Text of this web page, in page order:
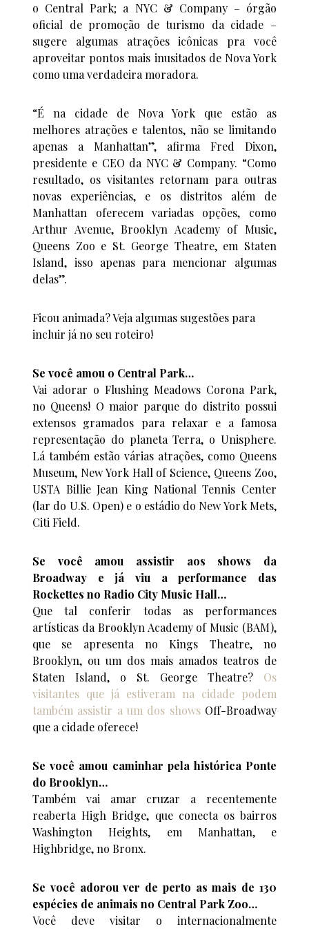
o Central Park; a NYC & Company – órgão
oficial de promoção de turismo da cidade –
sugere algumas atrações icônicas pra você
aproveitar pontos mais inusitados de Nova York
como uma verdadeira moradora.
“É na cidade de Nova York que estão as
melhores atrações e talentos, não se limitando
apenas a Manhattan”, afirma Fred Dixon,
presidente e CEO da NYC & Company. “Como
resultado, os visitantes retornam para outras
novas experiências, e os distritos além de
Manhattan oferecem variadas opções, como
Arthur Avenue, Brooklyn Academy of Music,
Queens Zoo e St. George Theatre, em Staten
Island, isso apenas para mencionar algumas
delas”.
Ficou animada? Veja algumas sugestões para
incluir já no seu roteiro!
Se você amou o Central Park…
Vai adorar o Flushing Meadows Corona Park,
no Queens! O maior parque do distrito possui
extensos gramados para relaxar e a famosa
representação do planeta Terra, o Unisphere.
Lá também estão várias atrações, como Queens
Museum, New York Hall of Science, Queens Zoo,
USTA Billie Jean King National Tennis Center
(lar do U.S. Open) e o estádio do New York Mets,
Citi Field.
Se você amou assistir aos shows da
Broadway e já viu a performance das
Rockettes no Radio City Music Hall…
Que tal conferir todas as performances
artísticas da Brooklyn Academy of Music (BAM),
que se apresenta no Kings Theatre, no
Brooklyn, ou um dos mais amados teatros de
Staten Island, o St. George Theatre? Os
visitantes que já estiveram na cidade podem
também assistir a um dos showsOff-Broadway
que a cidade oferece!
Se você amou caminhar pela histórica Ponte
do Brooklyn…
Também vai amar cruzar a recentemente
reaberta High Bridge, que conecta os bairros
Washington Heights, em Manhattan, e
Highbridge, no Bronx.
Se você adorou ver de perto as mais de 130
espécies de animais no Central Park Zoo…
Você deve visitar o internacionalmente